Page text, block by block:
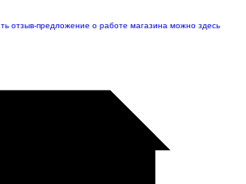
отзыв-предложение о работе магазина можно здесь